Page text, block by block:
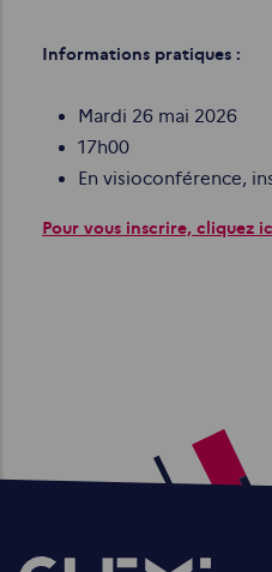
Informations pratiques :
Mardi 26 mai 2026
17h00
En visioconférence,
Pour vous inscrire, cliquez